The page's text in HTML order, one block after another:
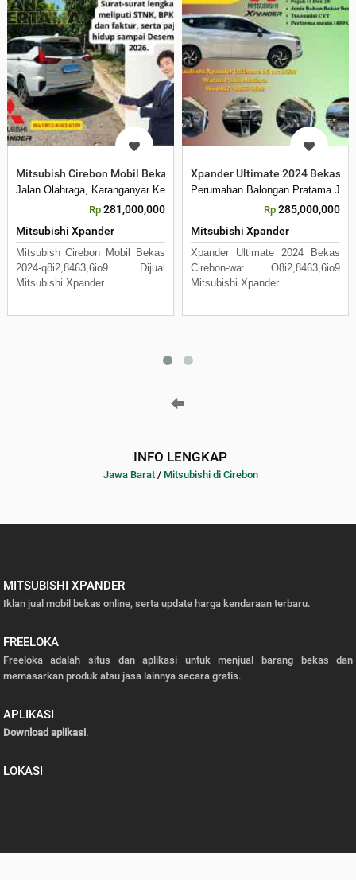
Mitsubish Cirebon Mobil Bekas 2024-Q8i2,8463,6io9
Jalan Olahraga, Karanganyar Kel. , Indramayu, Indramayu, 45213,
Rp 281,000,000
Mitsubishi Xpander
Mitsubish Cirebon Mobil Bekas
2024-q8i2,8463,6io9 Dijual
Mitsubishi Xpander
Xpander Ultimate 2024 Bekas
Perumahan Balongan Pratama Jl,
Rp 285,000,000
Mitsubishi Xpander
Xpander Ultimate 2024 Bekas
Cirebon-wa: O8i2,8463,6io9
Mitsubishi Xpander
INFO LENGKAP
Jawa Barat/ Mitsubishi di Cirebon
MITSUBISHI XPANDER
Iklan jual mobil bekas online, serta update harga kendaraan terbaru.
FREELOKA
Freeloka adalah situs dan aplikasi untuk menjual barang bekas dan
memasarkan produk atau jasa lainnya secara gratis.
APLIKASI
Download aplikasi.
LOKASI